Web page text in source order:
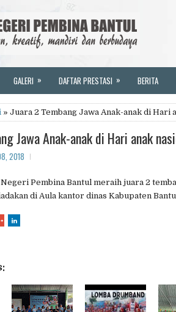
GALERI » DAFTAR PRESTASI » BERITA
» Juara 2 Tembang Jawa Anak-anak di Hari
Jawa Anak-anak di Hari anak
2018
Pembina Bantul meraih juara 2
di Aula kantor dinas Kabupaten